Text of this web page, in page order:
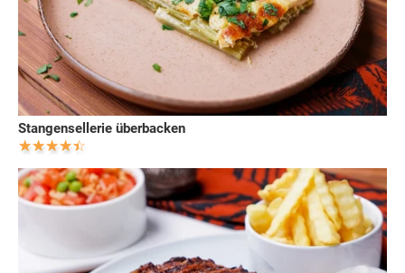
Stangensellerie überbacken